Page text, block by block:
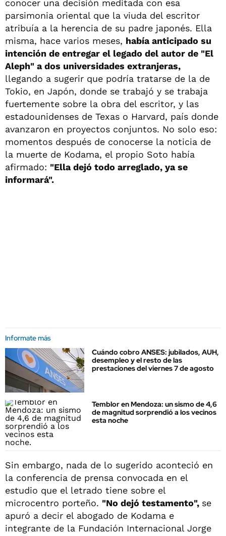
conocer una decisión meditada con esa
parsimonia oriental que la viuda del escritor
atribuía a la herencia de su padre japonés. Ella
misma, hace varios meses, había anticipado su
intención de entregar el legado del autor de "El
Aleph" a dos universidades extranjeras,
llegando a sugerir que podría tratarse de la de
Tokio, en Japón, donde se trabajó y se trabaja
fuertemente sobre la obra del escritor, y las
estadounidenses de Texas o Harvard, país donde
avanzaron en proyectos conjuntos. No solo eso:
momentos después de conocerse la noticia de
la muerte de Kodama, el propio Soto había
afirmado: "Ella dejó todo arreglado, ya se
informará".
Informate más
Cuándo cobro ANSES: jubilados, AUH,
desempleo y el resto de las
prestaciones del viernes 7 de agosto
Temblor en Mendoza: un sismo de 4,6
de magnitud sorprendió a los vecinos
esta noche
Sin embargo, nada de lo sugerido aconteció en
la conferencia de prensa convocada en el
estudio que el letrado tiene sobre el
microcentro porteño. "No dejó testamento", se
apuró a decir el abogado de Kodama e
integrante de la Fundación Internacional Jorge